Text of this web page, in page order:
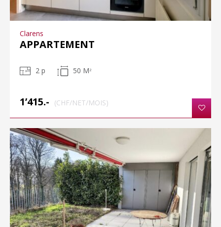
Clarens
APPARTEMENT
2 p 50 M 2
1’415.- (CHF/NET/MOIS)